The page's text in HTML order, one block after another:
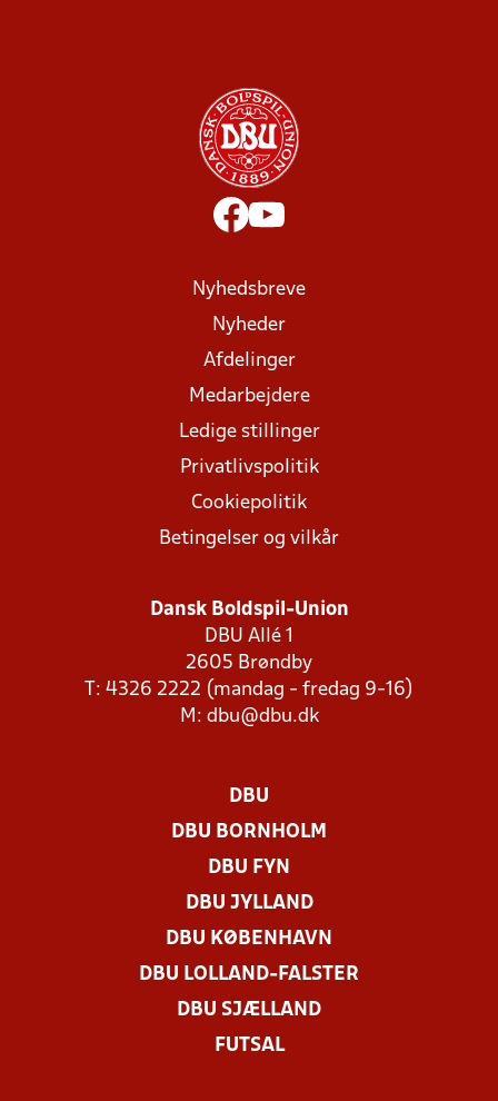
Nyhedsbreve
Nyheder
Afdelinger
Medarbejdere
Ledige stillinger
Privatlivspolitik
Cookiepolitik
Betingelser og vilkår
Dansk Boldspil-Union
DBU Allé 1
2605 Brøndby
T: 4326 2222 (mandag - fredag 9-16)
M: dbu@dbu.dk
DBU
DBU BORNHOLM
DBU FYN
DBU JYLLAND
DBU KØBENHAVN
DBU LOLLAND-FALSTER
DBU SJÆLLAND
FUTSAL